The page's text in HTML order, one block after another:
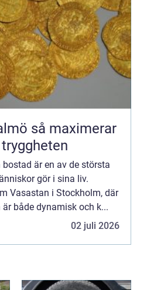
är en av de största
gör i sina liv.
Vasastan i Stockholm, där
både dynamisk och k...
02 juli 2026